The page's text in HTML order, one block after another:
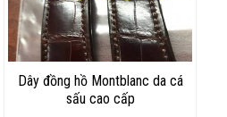
Dây đồng hồ Montblanc da cá
sấu cao cấp